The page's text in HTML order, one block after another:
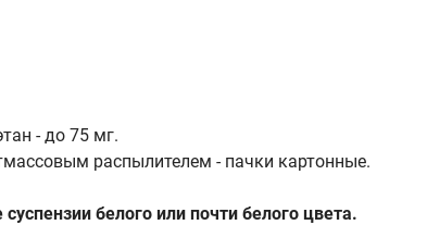
- до 75 мг.
распылителем - пачки картонные.
белого или почти белого цвета.